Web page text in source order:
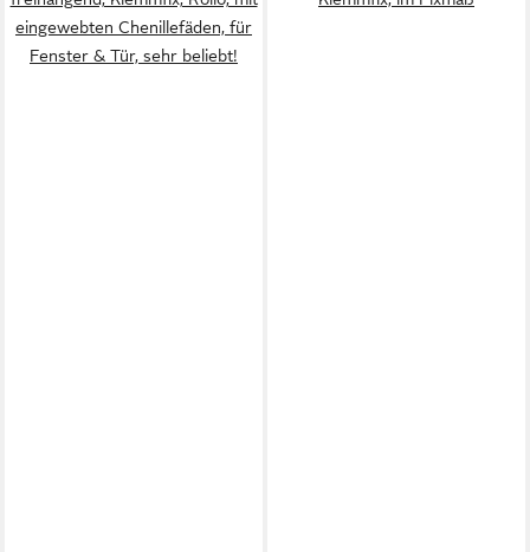
eingewebten Chenillefäden, für
Fenster & Tür, sehr beliebt!